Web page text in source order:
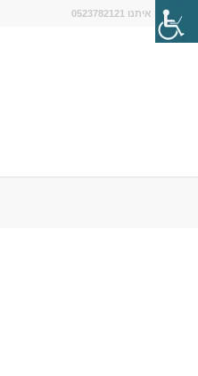
דברו איתנו 0523782121